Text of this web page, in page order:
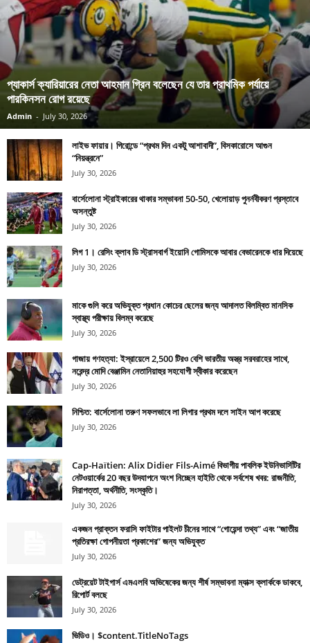
প্যাকার্স ক্যারিয়ারের নেতা আহমান গ্রিন বলেছেন যে তার প্রাথমিক পর্যায়ে
পারকিনসন রোগ রয়েছে
Admin - July 30, 2026
লাইভ ফায়ার। গিরোন্ডে “প্রথম দিন একটু আশাবাদী”, বিসকারোসে আগুন
“নিয়ন্ত্রনে”
July 30, 2026
বার্সেলোনা স্ট্রাইকারের থাকার সম্ভাবনা 50-50, খেলোয়াড় পুনর্নবীকরণ প্রস্তাবে
অসন্তুষ্ট
July 30, 2026
লিগ 1। রেসিং ক্লাব ডি স্ট্রাসবার্গ ইয়োনি গোমিসকে আবার বেভারেনকে ধার দিয়েছে
July 30, 2026
মাকে গুলি করে অভিযুক্ত প্রধান কোচের ছেলের জন্য আদালত বিলম্বিত মানসিক
স্বাস্থ্য পরীক্ষায় বিলম্ব করেছে
July 30, 2026
গাজায় গণহত্যা: ইস্রায়েলে 2,500 টিরও বেশি ভারতীয় অস্ত্র সরবরাহের সাথে,
নরেন্দ্র মোদি বেঞ্জামিন নেতানিয়াহুর সহযোগী স্বীকার করেছেন
July 30, 2026
নিশ্চিত: বার্সেলোনা তরুণ সফলভাবে লা লিগার প্রথম দলে সাইন আপ করেছে
July 30, 2026
Cap-Haïtien: Alix Didier Fils-Aimé বিভাগীয় পাবলিক ইউনিভার্সিটির
নেটওয়ার্কের 20 বছর উদযাপনে অংশ নিচ্ছেন হাইতি থেকে সর্বশেষ খবর: রাজনীতি,
নিরাপত্তা, অর্থনীতি, সংস্কৃতি।
July 30, 2026
একজন প্রাক্তন ফরাসি ফাইটার পাইলট চীনের সাথে “গোয়েন্দা তথ্য” এবং “জাতীয়
প্রতিরক্ষা গোপনীয়তা প্রকাশের” জন্য অভিযুক্ত
July 30, 2026
ডেট্রয়েট টাইগার্স এমএলবি অভিষেকের জন্য শীর্ষ সম্ভাবনা ম্যাক্স ক্লার্ককে ডাকবে,
রিপোর্ট বলছে
July 30, 2026
ভিডিও। $content.TitleNoTags